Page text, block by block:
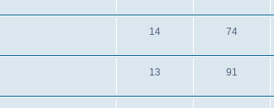
14 74
13 91